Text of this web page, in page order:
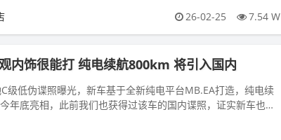
26-02-25 7.54 W
内饰很能打 纯电续航800km 将引入国内
级低伪谍照曝光，新车基于全新纯电平台MB.EA打造，纯电续
年底亮相，此前我们也获得过该车的国内谍照，证实新车也将